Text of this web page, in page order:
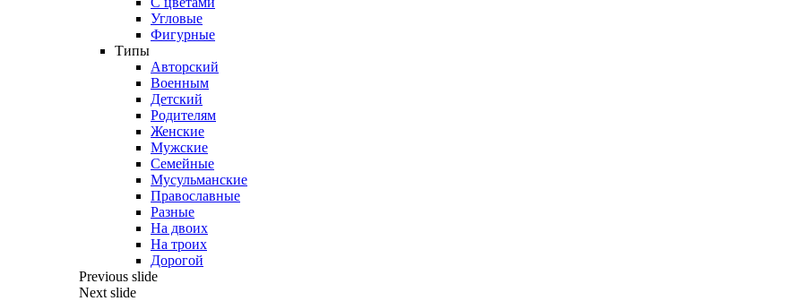
Угловые
Фигурные
Типы
Авторский
Военным
Детский
Родителям
Женские
Мужские
Семейные
Мусульманские
Православные
Разные
На двоих
На троих
Дорогой
Previous slide
Next slide